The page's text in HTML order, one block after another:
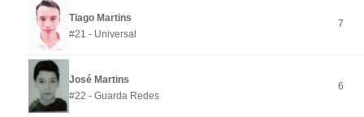
Tiago Martins
#21 - Universal
7
José Martins
#22 - Guarda Redes
6